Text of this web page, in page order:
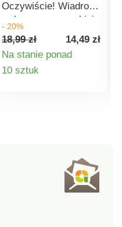
Oczywiście! Wiadro
wykonane z wysokiej
jakości elastycznego
tworzywa sztucznego
z dziubkiem do
wylewania ułatwi
- 20%
18,99 zł
14,49 zł
Na stanie ponad
10 sztuk